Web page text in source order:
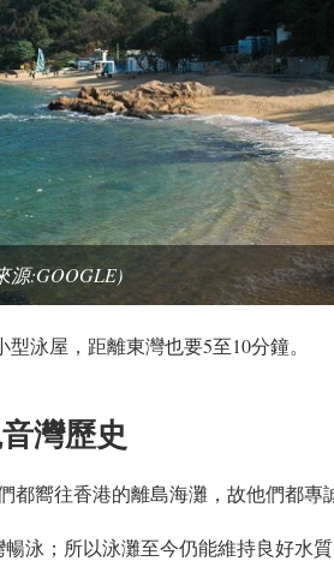
源:GOOGLE)
泳屋，距離東灣也要5至10分鐘。
灣歷史
嚮往香港的離島海灘，故他們都專
泳；所以泳灘至今仍能維持良好水質